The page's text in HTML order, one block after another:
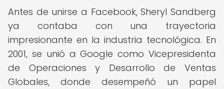
Antes de unirse a Facebook, Sheryl Sandberg
ya contaba con una trayectoria
impresionante en la industria tecnológica. En
2001, se unió a Google como Vicepresidenta
de Operaciones y Desarrollo de Ventas
Globales, donde desempeñó un papel